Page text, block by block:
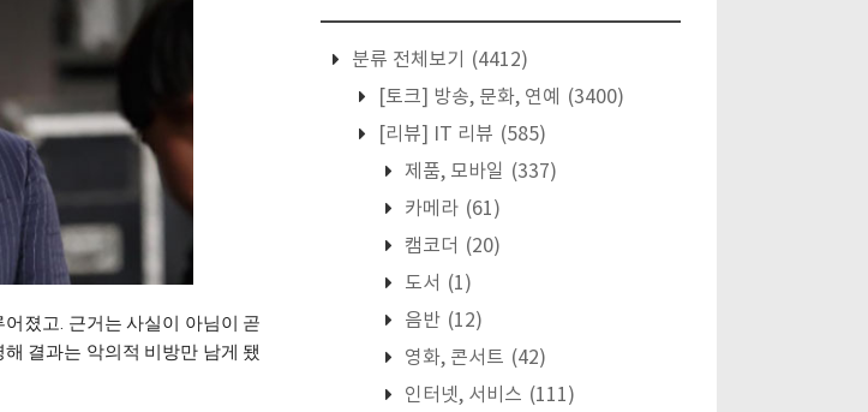
졌고. 근거는 사실이 아님이 곧
결과는 악의적 비방만 남게 됐
분류 전체보기
(4412)
[토크] 방송, 문화, 연예
(3400)
[리뷰] IT 리뷰 (585)
제품, 모바일 (337)
카메라 (61)
캠코더 (20)
도서 (1)
음반 (12)
영화, 콘서트 (42)
인터넷, 서비스 (111)